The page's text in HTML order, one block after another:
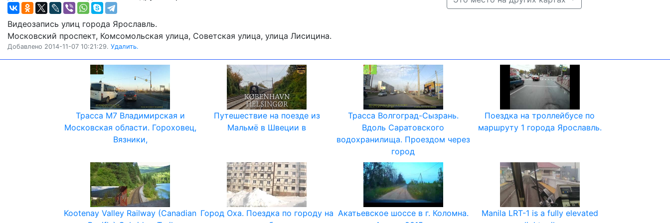
Видеозапись улиц города Ярославль.
Московский проспект, Комсомольская улица, Советская улица, улица Лисицина.
Добавлено 2014-11-07 10:21:29. Удалить.
Трасса М7 Владимирская и
Московская области. Гороховец,
Вязники,
Путешествие на поезде из
Мальмё в Швеции в
Трасса Волгоград-Сызрань.
Вдоль Саратовского
водохранилища. Проездом через
город
Поездка на троллейбусе по
маршруту 1 города Ярославль.
Kootenay Valley Railway (Canadian Город Оха. Поездка по городу на Акатьевское шоссе в г. Коломна.
Manila LRT-1 is a fully elevated